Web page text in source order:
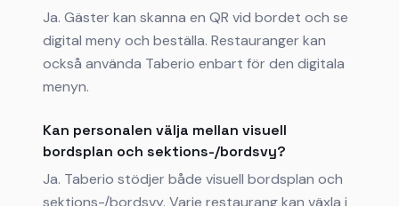
Ja. Gäster kan skanna en QR vid bordet och se
digital meny och beställa. Restauranger kan
också använda Taberio enbart för den digitala
menyn.
Kan personalen välja mellan visuell
bordsplan och sektions-/bordsvy?
Ja. Taberio stödjer både visuell bordsplan och
sektions-/bordsvy. Varje restaurang kan växla i